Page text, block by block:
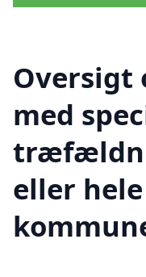
Oversigt
med
eller